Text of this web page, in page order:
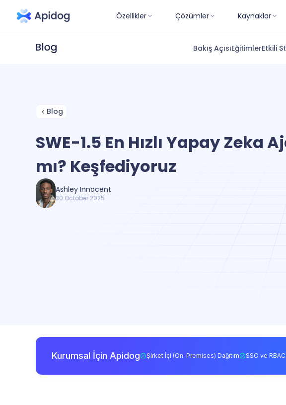
Özellikler Çözümler Kaynaklar
Bakış AçısıEğitimlerEtkili
Blog
SWE-1.5 En Hızlı Yapay Zeka
mı? Keşfediyoruz
Ashley Innocent
30 October 2025
Kurumsal İçin Apidog Şirket İçi (On-Premises) Dağıtım SSO ve RBAC